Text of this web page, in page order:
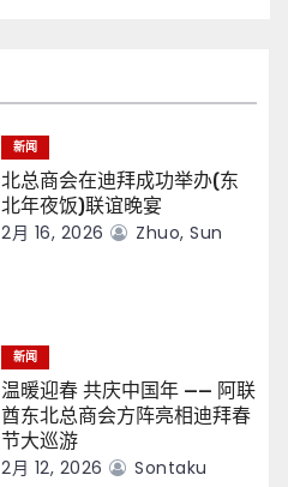
新闻
北总商会在迪拜成功举办(东
北年夜饭)联谊晚宴
2月 16, 2026 Zhuo, Sun
新闻
温暖迎春 共庆中国年 —— 阿联
酋东北总商会方阵亮相迪拜春
节大巡游
2月 12, 2026 Sontaku